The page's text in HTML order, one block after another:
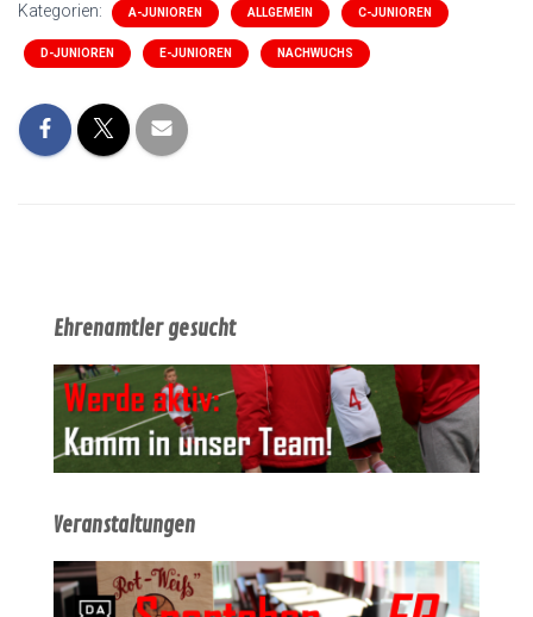
Kategorien: A-JUNIOREN ALLGEMEIN C-JUNIOREN
D-JUNIOREN E-JUNIOREN NACHWUCHS
Ehrenamtler gesucht
Veranstaltungen